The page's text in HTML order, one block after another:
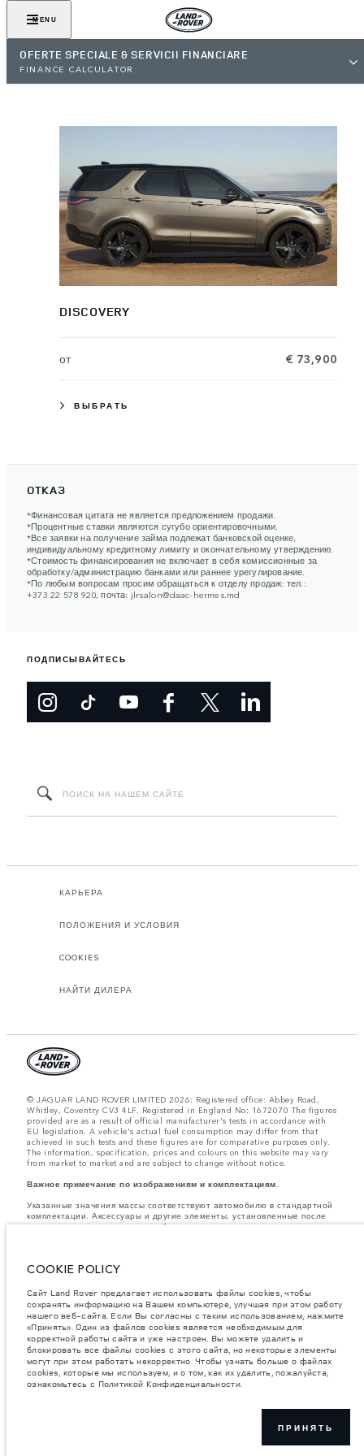
MENU
OFERTE SPECIALE & SERVICII FINANCIARE
FINANCE CALCULATOR
DISCOVERY
от € 73,900
ВЫБРАТЬ
ОТКАЗ
*Финансовая цитата не является предложением продажи.
*Процентные ставки являются сугубо ориентировочными.
*Все заявки на получение займа подлежат банковской оценке,
индивидуальному кредитному лимиту и окончательному утверждению.
*Стоимость финансирования не включает в себя комиссионные за
обработку/администрацию банками или раннее урегулирование.
*По любым вопросам просим обращаться к отделу продаж: тел.:
+373 22 578 920, почта: jlrsalon@daac-hermes.md
ПОДПИСЫВАЙТЕСЬ
КАРЬЕРА
ПОЛОЖЕНИЯ И УСЛОВИЯ
COOKIES
НАЙТИ ДИЛЕРА
© JAGUAR LAND ROVER LIMITED 2026: Registered office: Abbey Road,
Whitley, Coventry CV3 4LF. Registered in England No: 1672070 The figures
provided are as a result of official manufacturer's tests in accordance with
EU legislation. A vehicle's actual fuel consumption may differ from that
achieved in such tests and these figures are for comparative purposes only.
The information, specification, prices and colours on this website may vary
from market to market and are subject to change without notice.
Важное примечание по изображениям и комплектациям.
Указанные значения массы соответствуют автомобилю в стандартной
комплектации. Аксессуары и другие элементы, установленные после
процесса производства автомобиля, влияют на полезную нагрузку.
аксессуаров, пассажиров, рабочих жидкостей, топлива, а также
Компания Jaguar Land Rover Limited стремится постоянно
совершенствовать характеристики, дизайн и производство своих
автомобилей, а также их запасных частей и аксессуаров. Мы
оставляем за собой право вносить изменения без предварительного
уведомления. В зависимости от модельного года, определенное
оборудование может быть как стандартным, так и опциональным.
Информация, технические характеристики, описания двигателей и
цвета, приведенные на этом веб-сайте, соответствуют моделям,
поставляемым в страны Европы, могут отличаться в зависимости от
могут быть доступны не на всех рынках. Наличие и стоимость
COOKIE POLICY
Сайт Land Rover предлагает использовать файлы cookies, чтобы
сохранять информацию на Вашем компьютере, улучшая при этом работу
нашего веб-сайта. Если Вы согласны с таким использованием, нажмите
«Принять». Один из файлов cookies является необходимым для
корректной работы сайта и уже настроен. Вы можете удалить и
блокировать все файлы cookies с этого сайта, но некоторые элементы
могут при этом работать некорректно. Чтобы узнать больше о файлах
cookies, которые мы используем, и о том, как их удалить, пожалуйста,
ознакомьтесь с Политикой Конфиденциальности.
ПРИНЯТЬ